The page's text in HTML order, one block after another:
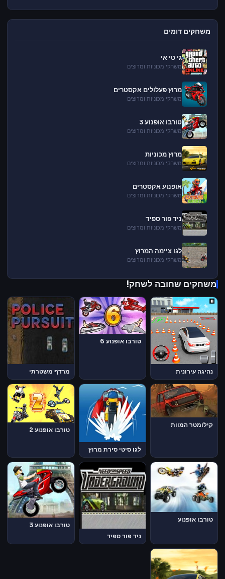
משחקים דומים
גי טי אי
משחקי מכוניות ומרוצים
מרוץ פעלולים אקסטרים
משחקי מכוניות ומרוצים
טורבו אופנוע 3
משחקי מכוניות ומרוצים
מרוץ מכוניות
משחקי מכוניות ומרוצים
אופנוע אקסטרים
משחקי מכוניות ומרוצים
ניד פור ספיד
משחקי מכוניות ומרוצים
לגו צ'ימה המרוץ
משחקי מכוניות ומרוצים
משחקים שחובה לשחק!
נהיגה עירונית
טורבו אופנוע 6
מרדף משטרתי
קילומטר המוות
לגו סיטי סירת מרוץ
טורבו אופנוע 2
טורבו אופנוע
ניד פור ספיד
טורבו אופנוע 3